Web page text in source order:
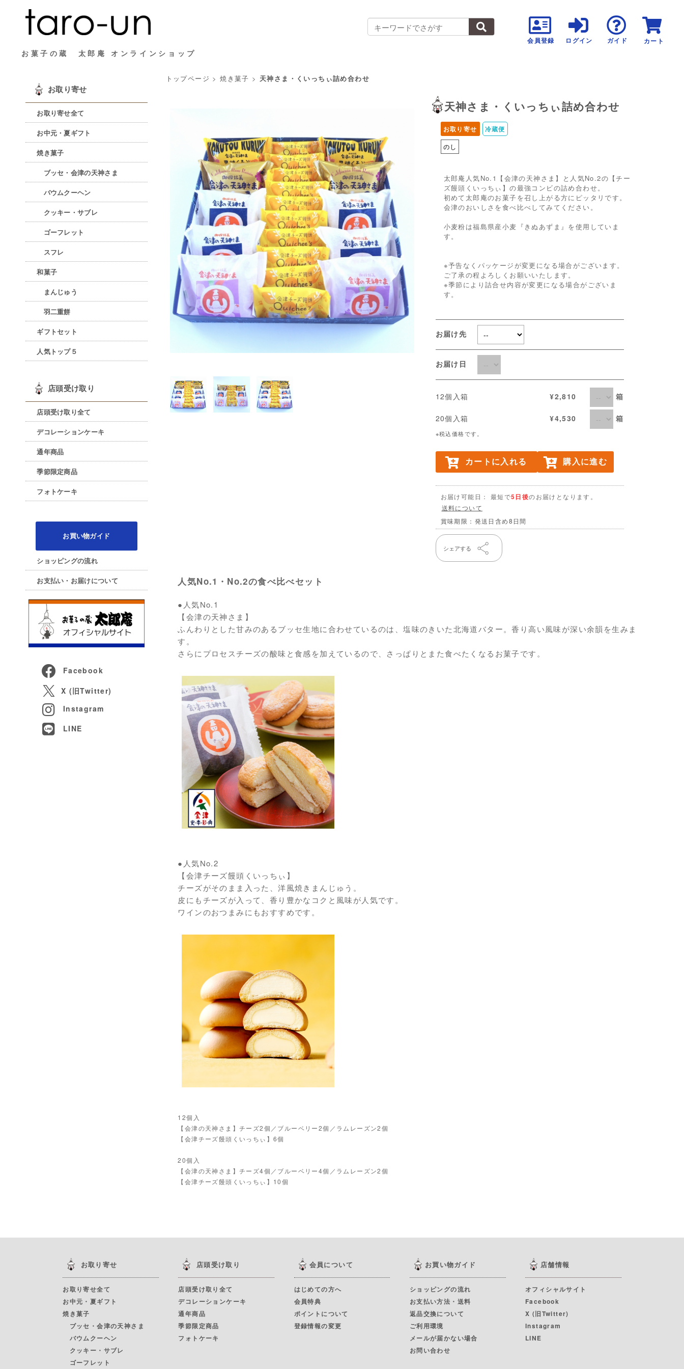
会員登録 ログイン ガイド カート
お菓子の蔵 太郎庵 オンラインショップ
お取り寄せ
お取り寄せ全て
お中元・夏ギフト
焼き菓子
ブッセ・会津の天神さま
バウムクーヘン
クッキー・サブレ
ゴーフレット
スフレ
和菓子
まんじゅう
羽二重餅
ギフトセット
人気トップ５
店頭受け取り
店頭受け取り全て
デコレーションケーキ
通年商品
季節限定商品
フォトケーキ
お買い物ガイド
ショッピングの流れ
お支払い・お届けについて
Facebook
X (旧Twitter)
Instagram
LINE
トップページ >焼き菓子 > 天神さま・くいっちぃ詰め合わせ
天神さま・くいっちぃ詰め合わせ
お取り寄せ
冷蔵便
のし
太郎庵人気No.1【会津の天神さま】と人気No.2の【チー
ズ饅頭くいっちぃ】の最強コンビの詰め合わせ。
初めて太郎庵のお菓子を召し上がる方にピッタリです。
会津のおいしさを食べ比べしてみてください。
小麦粉は福島県産小麦『きぬあずま』を使用していま
す。
※予告なくパッケージが変更になる場合がございます。
ご了承の程よろしくお願いいたします。
※季節により詰合せ内容が変更になる場合がございま
す。
お届け先
お届け日
12個入箱 ¥2,810 箱
20個入箱 ¥4,530 箱
※税込価格です。
カートに入れる 購入に進む
お届け可能日： 最短で5日後のお届けとなります。
送料について
賞味期限：発送日含め8日間
シェアする
人気No.1・No.2の食べ比べセット
●人気No.1
【会津の天神さま】
ふんわりとした甘みのあるブッセ生地に合わせているのは、塩味のきいた北海道バター。香り高い風味が深い余韻を生みま
す。
さらにプロセスチーズの酸味と食感を加えているので、さっぱりとまた食べたくなるお菓子です。
●人気No.2
【会津チーズ饅頭くいっちぃ】
チーズがそのまま入った、洋風焼きまんじゅう。
皮にもチーズが入って、香り豊かなコクと風味が人気です。
ワインのおつまみにもおすすめです。
12個入
【会津の天神さま】チーズ2個／ブルーベリー2個／ラムレーズン2個
【会津チーズ饅頭くいっちぃ】6個
20個入
【会津の天神さま】チーズ4個／ブルーベリー4個／ラムレーズン2個
【会津チーズ饅頭くいっちぃ】10個
お取り寄せ
お取り寄せ全て
お中元・夏ギフト
焼き菓子
ブッセ・会津の天神さま
バウムクーヘン
クッキー・サブレ
ゴーフレット
店頭受け取り
店頭受け取り全て
デコレーションケーキ
通年商品
季節限定商品
フォトケーキ
会員について
はじめての方へ
会員特典
ポイントについて
登録情報の変更
お買い物ガイド
ショッピングの流れ
お支払い方法・送料
返品交換について
ご利用環境
メールが届かない場合
お問い合わせ
店舗情報
オフィシャルサイト
Facebook
X (旧Twitter)
Instagram
LINE